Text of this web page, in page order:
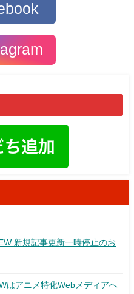
新規記事更新一時停止のお
はアニメ特化Webメディアへ